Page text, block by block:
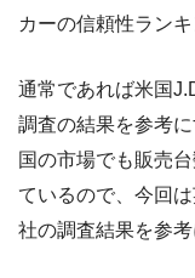
カーの信頼性ラン
通常であれば米国
調査の結果を参考
国の市場でも販売
ているので、今回
社の調査結果を参考